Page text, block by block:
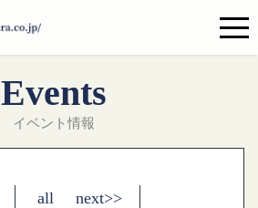
Events
イベント情報
all next>>